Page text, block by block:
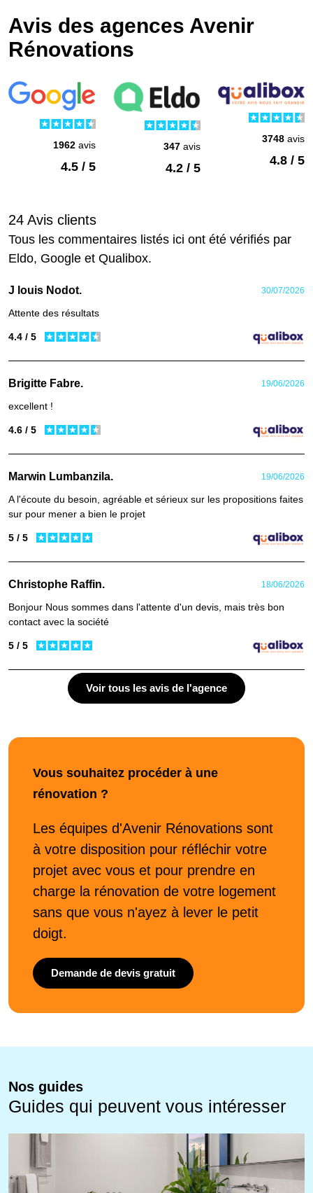
Avis des agences Avenir
Rénovations
1962 avis
4.5 / 5
347avis
4.2 / 5
3748avis
4.8 / 5
24 Avis clients
Tous les commentaires listés ici ont été vérifiés par
Eldo, Google et Qualibox.
J louis Nodot. 30/07/2026
Attente des résultats
4.4 / 5
Brigitte Fabre. 19/06/2026
excellent !
4.6 / 5
Marwin Lumbanzila. 19/06/2026
A l'écoute du besoin, agréable et sérieux sur les propositions faites
sur pour mener a bien le projet
5 / 5
Christophe Raffin. 18/06/2026
Bonjour Nous sommes dans l'attente d'un devis, mais très bon
contact avec la société
5 / 5
Voir tous les avis de l'agence
Vous souhaitez procéder à une
rénovation ?
Les équipes d'Avenir Rénovations sont
à votre disposition pour réfléchir votre
projet avec vous et pour prendre en
charge la rénovation de votre logement
sans que vous n'ayez à lever le petit
doigt.
Demande de devis gratuit
Nos guides
Guides qui peuvent vous intéresser